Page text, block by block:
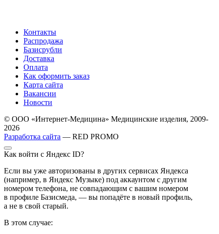
Контакты
Распродажа
Базисрубли
Доставка
Оплата
Как оформить заказ
Карта сайта
Вакансии
Новости
© ООО «Интернет-Медицина» Медицинские изделия, 2009-
2026
Разработка сайта — RED PROMO
Как войти с Яндекс ID?
Если вы уже авторизованы в других сервисах Яндекса
(например, в Яндекс Музыке) под аккаунтом с другим
номером телефона, не совпадающим с вашим номером
в профиле Базисмеда, — вы попадёте в новый профиль,
а не в свой старый.
В этом случае: